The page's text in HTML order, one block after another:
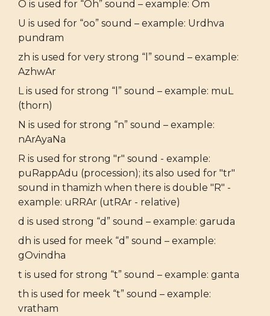
O is used for “Oh” sound – example: Om
U is used for “oo” sound – example: Urdhva
pundram
zh is used for very strong “l” sound – example:
AzhwAr
L is used for strong “l” sound – example: muL
(thorn)
N is used for strong “n” sound – example:
nArAyaNa
R is used for strong "r" sound - example:
puRappAdu (procession); its also used for "tr"
sound in thamizh when there is double "R" -
example: uRRAr (utRAr - relative)
d is used strong “d” sound – example: garuda
dh is used for meek “d” sound – example:
gOvindha
t is used for strong “t” sound – example: ganta
th is used for meek “t” sound – example:
vratham